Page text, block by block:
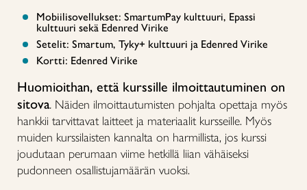
Mobiilisovellukset: SmartumPay kulttuuri, Epassi
kulttuuri sekä Edenred Virike
Setelit: Smartum, Tyky+ kulttuuri ja Edenred Virike
Kortti: Edenred Virike
Huomioithan, että kurssille ilmoittautuminen on
sitova. Näiden ilmoittautumisten pohjalta opettaja myös
hankkii tarvittavat laitteet ja materiaalit kursseille. Myös
muiden kurssilaisten kannalta on harmillista, jos kurssi
joudutaan perumaan viime hetkillä liian vähäiseksi
pudonneen osallistujamäärän vuoksi.